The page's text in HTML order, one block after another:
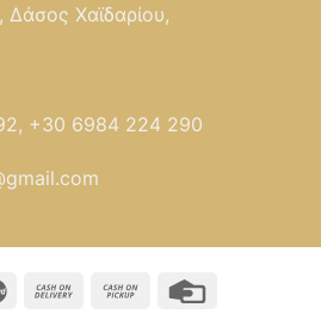
Χαϊδαρίου,
+30 6984 224 290